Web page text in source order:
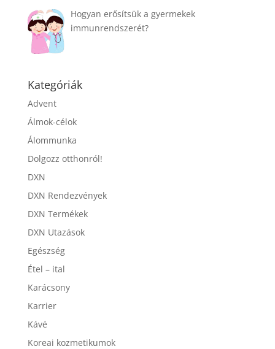
Hogyan erősítsük a gyermekek
immunrendszerét?
Kategóriák
Advent
Álmok-célok
Álommunka
Dolgozz otthonról!
DXN
DXN Rendezvények
DXN Termékek
DXN Utazások
Egészség
Étel – ital
Karácsony
Karrier
Kávé
Koreai kozmetikumok